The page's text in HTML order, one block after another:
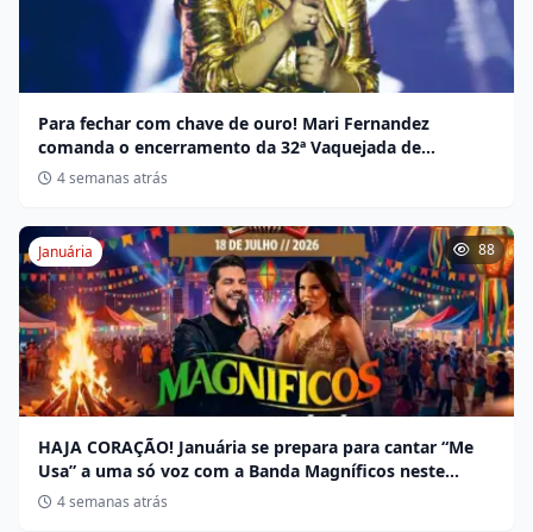
Para fechar com chave de ouro! Mari Fernandez
comanda o encerramento da 32ª Vaquejada de
Miravânia hoje
4 semanas atrás
Januária 88
HAJA CORAÇÃO! Januária se prepara para cantar “Me
Usa” a uma só voz com a Banda Magníficos neste
sábado
4 semanas atrás